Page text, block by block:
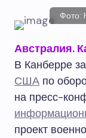
Фото:
Австралия.
В Канберре
США по
на пресс-
проект